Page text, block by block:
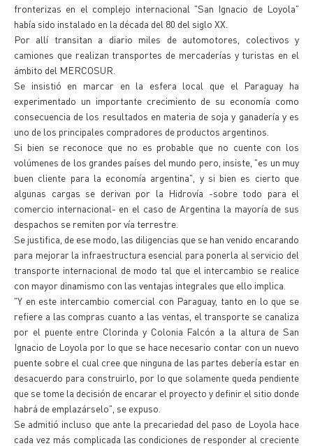
fronterizas en el complejo internacional "San Ignacio de Loyola"
había sido instalado en la década del 80 del siglo XX.
Por allí transitan a diario miles de automotores, colectivos y
camiones que realizan transportes de mercaderías y turistas en el
ámbito del MERCOSUR.
Se insistió en marcar en la esfera local que el Paraguay ha
experimentado un importante crecimiento de su economía como
consecuencia de los resultados en materia de soja y ganadería y es
uno de los principales compradores de productos argentinos.
Si bien se reconoce que no es probable que no cuente con los
volúmenes de los grandes países del mundo pero, insiste, "es un muy
buen cliente para la economía argentina", y si bien es cierto que
algunas cargas se derivan por la Hidrovía -sobre todo para el
comercio internacional- en el caso de Argentina la mayoría de sus
despachos se remiten por vía terrestre.
Se justifica, de ese modo, las diligencias que se han venido encarando
para mejorar la infraestructura esencial para ponerla al servicio del
transporte internacional de modo tal que el intercambio se realice
con mayor dinamismo con las ventajas integrales que ello implica.
"Y en este intercambio comercial con Paraguay, tanto en lo que se
refiere a las compras cuanto a las ventas, el transporte se canaliza
por el puente entre Clorinda y Colonia Falcón a la altura de San
Ignacio de Loyola por lo que se hace necesario contar con un nuevo
puente sobre el cual cree que ninguna de las partes debería estar en
desacuerdo para construirlo, por lo que solamente queda pendiente
que se tome la decisión de encarar el proyecto y definir el sitio donde
habrá de emplazárselo", se expuso.
Se admitió incluso que ante la precariedad del paso de Loyola hace
cada vez más complicada las condiciones de responder al creciente